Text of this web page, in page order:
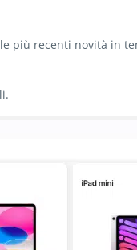
più recenti novità in